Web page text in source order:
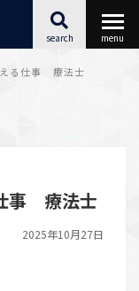
search menu
る仕事 療法士
事 療法士
2025年10月27日